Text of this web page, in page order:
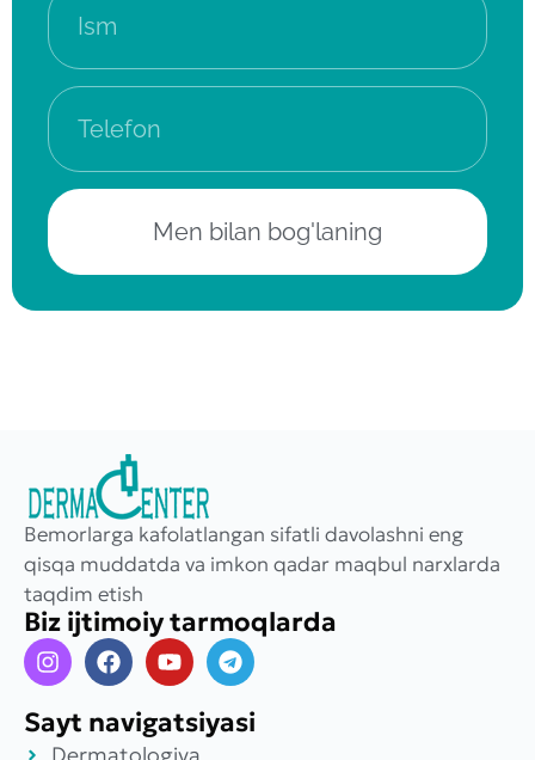
Men bilan bog'laning
Bemorlarga kafolatlangan sifatli davolashni eng
qisqa muddatda va imkon qadar maqbul narxlarda
taqdim etish
Biz ijtimoiy tarmoqlarda
Sayt navigatsiyasi